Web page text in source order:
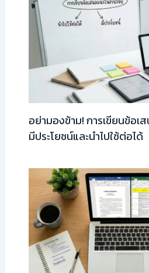
อย่ามองข้าม! การเขียนข้อเ
มีประโยชน์และนำไปใช้ต่อได้